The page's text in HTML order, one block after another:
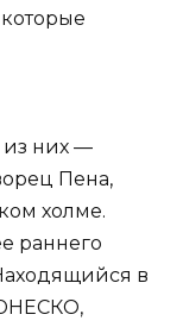
из них —
Пена,
холме.
раннего
в